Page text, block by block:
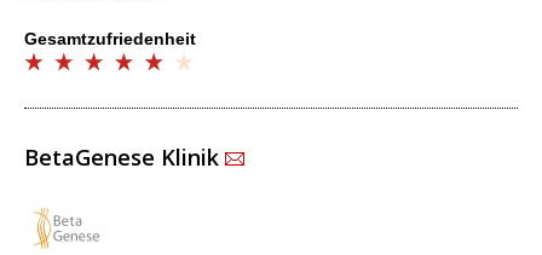
Gesamtzufriedenheit
BetaGenese Klinik